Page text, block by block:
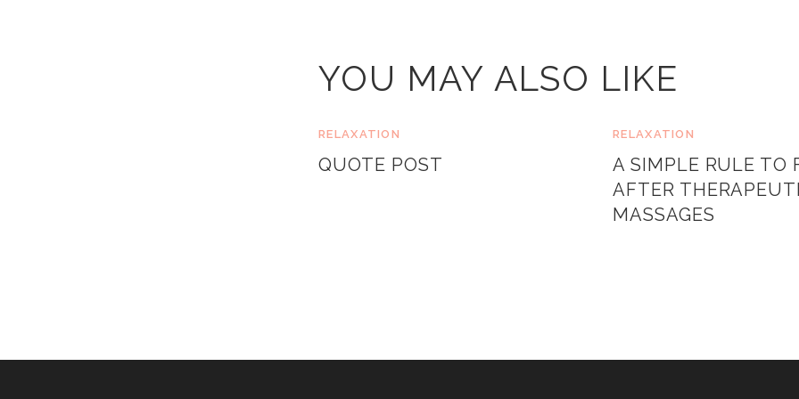
YOU MAY ALSO LIKE
RELAXATION
QUOTE POST
RELAXATION
A SIMPLE RULE TO
AFTER
MASSAGES